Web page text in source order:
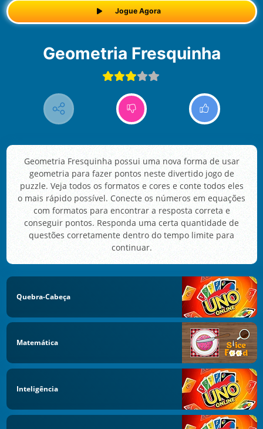
Jogue Agora
Geometria Fresquinha
Geometria Fresquinha possui uma nova forma de usar
geometria para fazer pontos neste divertido jogo de
puzzle. Veja todos os formatos e cores e conte todos eles
o mais rápido possível. Conecte os números em equações
com formatos para encontrar a resposta correta e
conseguir pontos. Responda uma certa quantidade de
questões corretamente dentro do tempo limite para
continuar.
Quebra-Cabeça
Matemática
Inteligência